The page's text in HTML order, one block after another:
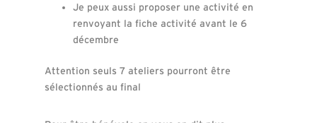
Je peux aussi proposer une activité en
renvoyant la fiche activité avant le 6
décembre
Attention seuls 7 ateliers pourront être
sélectionnés au final